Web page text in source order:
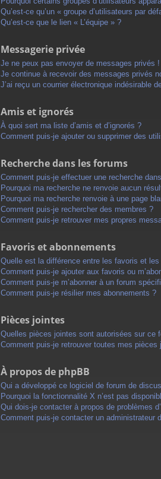
Qu’est-ce qu’un « groupe d’utilisateurs par
Qu’est-ce que le lien « L’équipe » ?
Messagerie privée
Je ne peux pas envoyer de messages privés !
Je continue à recevoir des messages privés
J’ai reçu un courrier électronique indésirable
Amis et ignorés
À quoi sert ma liste d’amis et d’ignorés ?
Comment puis-je ajouter ou supprimer des
Recherche dans les forums
Comment puis-je effectuer une recherche
Pourquoi ma recherche ne renvoie aucun
Pourquoi ma recherche renvoie à une page
Comment puis-je rechercher des membres ?
Comment puis-je retrouver mes propres
Favoris et abonnements
Quelle est la différence entre les favoris et les
Comment puis-je ajouter aux favoris ou
Comment puis-je m’abonner à un forum
Comment puis-je résilier mes abonnements ?
Pièces jointes
Quelles pièces jointes sont autorisées sur ce
Comment puis-je retrouver toutes mes pièces
À propos de phpBB
Qui a développé ce logiciel de forum de
Pourquoi la fonctionnalité X n’est pas
Qui dois-je contacter à propos de problèmes
Comment puis-je contacter un administrateur